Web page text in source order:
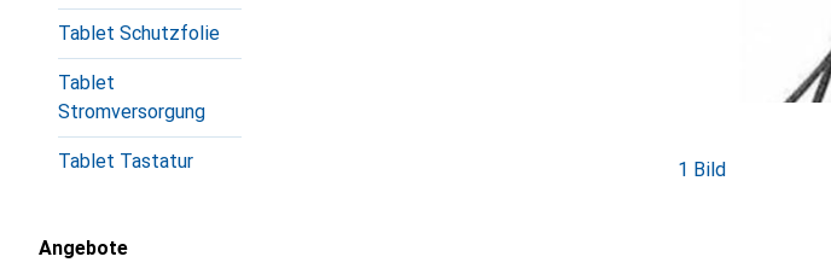
Tablet Schutzfolie
Tablet
Stromversorgung
Tablet Tastatur
Angebote
1 Bild